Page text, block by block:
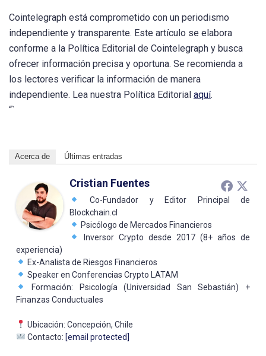
Cointelegraph está comprometido con un periodismo
independiente y transparente. Este artículo se elabora
conforme a la Política Editorial de Cointelegraph y busca
ofrecer información precisa y oportuna. Se recomienda a
los lectores verificar la información de manera
independiente. Lea nuestra Política Editorial aquí.
“`
Acerca de Últimas entradas
Cristian Fuentes
Co-Fundador y Editor Principal de
Blockchain.cl
Psicólogo de Mercados Financieros
Inversor Crypto desde 2017 (8+ años de
experiencia)
Ex-Analista de Riesgos Financieros
Speaker en Conferencias Crypto LATAM
Formación: Psicología (Universidad San Sebastián) +
Finanzas Conductuales
Ubicación: Concepción, Chile
Contacto: [email protected]